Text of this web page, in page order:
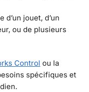
d’un jouet, d’un
ou de plusieurs
Control ou la
spécifiques et